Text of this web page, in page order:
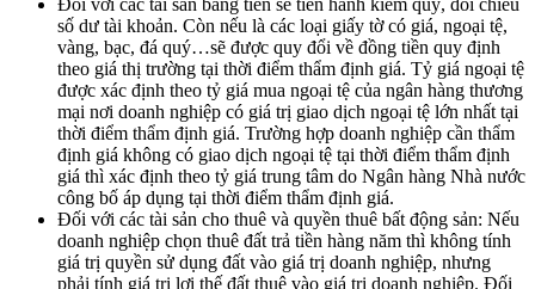
Đối với các tài sản bằng tiền sẽ tiến hành kiểm quỹ, đối chiếu
số dư tài khoản. Còn nếu là các loại giấy tờ có giá, ngoại tệ,
vàng, bạc, đá quý…sẽ được quy đổi về đồng tiền quy định
theo giá thị trường tại thời điểm thẩm định giá. Tỷ giá ngoại tệ
được xác định theo tỷ giá mua ngoại tệ của ngân hàng thương
mại nơi doanh nghiệp có giá trị giao dịch ngoại tệ lớn nhất tại
thời điểm thẩm định giá. Trường hợp doanh nghiệp cần thẩm
định giá không có giao dịch ngoại tệ tại thời điểm thẩm định
giá thì xác định theo tỷ giá trung tâm do Ngân hàng Nhà nước
công bố áp dụng tại thời điểm thẩm định giá.
Đối với các tài sản cho thuê và quyền thuê bất động sản: Nếu
doanh nghiệp chọn thuê đất trả tiền hàng năm thì không tính
giá trị quyền sử dụng đất vào giá trị doanh nghiệp, nhưng
phải tính giá trị lợi thế đất thuê vào giá trị doanh nghiệp. Đối